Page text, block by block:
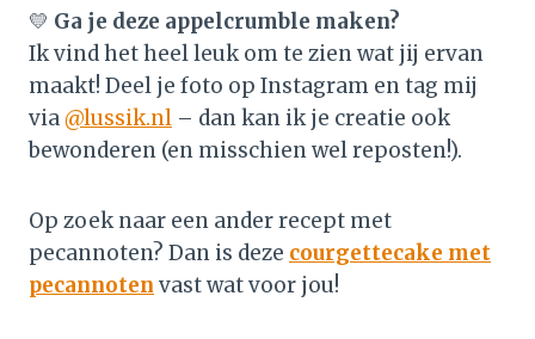
💛 Ga je deze appelcrumble maken?
Ik vind het heel leuk om te zien wat jij ervan
maakt! Deel je foto op Instagram en tag mij
via@lussik.nl – dan kan ik je creatie ook
bewonderen (en misschien wel reposten!).
Op zoek naar een ander recept met
pecannoten? Dan is deze courgettecake met
pecannoten vast wat voor jou!